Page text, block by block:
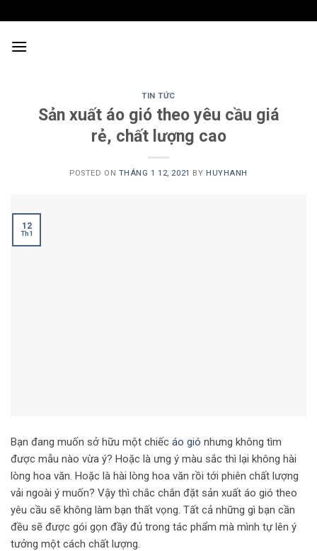
to
content
TIN TỨC
Sản xuất áo gió theo yêu cầu giá
rẻ, chất lượng cao
POSTED ON THÁNG 1 12, 2021 BY HUYHANH
12
Th1
Bạn đang muốn sở hữu một chiếc áo gió nhưng không tìm
được mẫu nào vừa ý? Hoặc là ưng ý màu sắc thì lại không hài
lòng hoa văn. Hoặc là hài lòng hoa văn rồi tới phiên chất lượng
vải ngoài ý muốn? Vậy thì chắc chắn đặt sản xuất áo gió theo
yêu cầu sẽ không làm bạn thất vọng. Tất cả những gì bạn cần
đều sẽ được gói gọn đầy đủ trong tác phẩm mà mình tự lên ý
tưởng một cách chất lượng.